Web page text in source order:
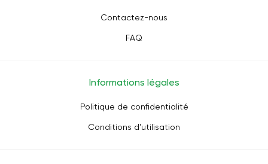
Contactez-nous
FAQ
Informations légales
Politique de confidentialité
Conditions d'utilisation